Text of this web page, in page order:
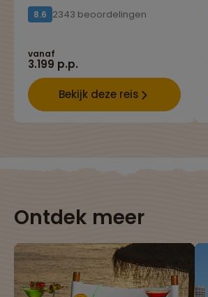
8.6 2343 beoordelingen
vanaf
3.199 p.p.
Bekijk deze reis
Ontdek meer